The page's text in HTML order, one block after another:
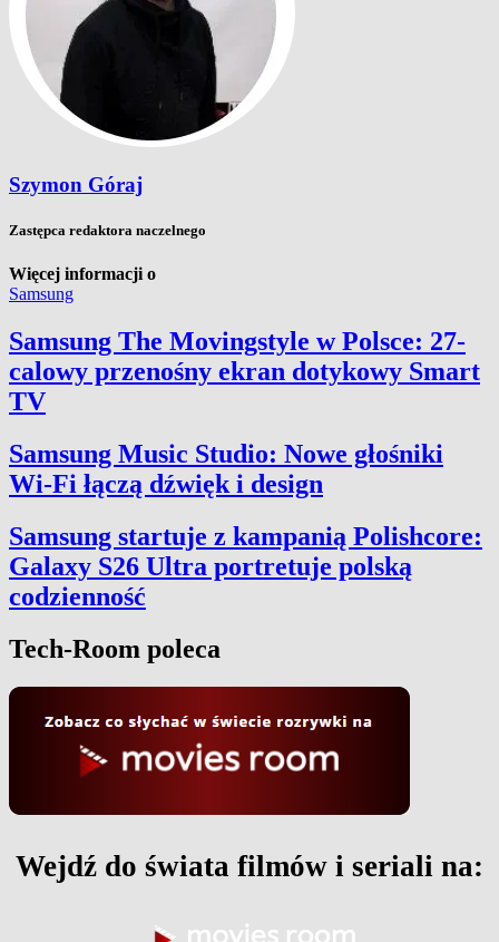
Szymon Góraj
Zastępca redaktora naczelnego
Więcej informacji o
Samsung
Samsung The Movingstyle w Polsce: 27-
calowy przenośny ekran dotykowy Smart
TV
Samsung Music Studio: Nowe głośniki
Wi-Fi łączą dźwięk i design
Samsung startuje z kampanią Polishcore:
Galaxy S26 Ultra portretuje polską
codzienność
Tech-Room poleca
Wejdź do świata filmów i seriali na: